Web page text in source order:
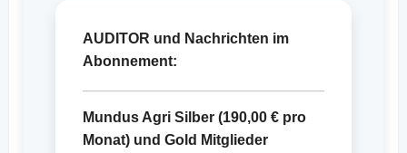
AUDITOR und Nachrichten im
Abonnement:
Mundus Agri Silber (190,00 € pro
Monat) und Gold Mitglieder